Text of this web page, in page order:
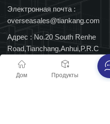
национальных
национальных
многочисленными
наградами.
Электронная почта :
overseasales@tiankang.com
Адрес : No.20 South Renhe
Road,Tianchang,Anhui,P.R.C
Авторские права @ 2026
Дом Продукты